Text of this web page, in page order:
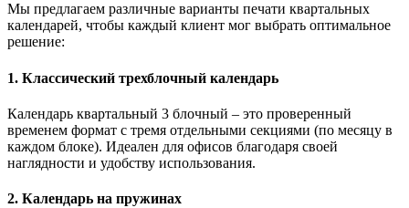
Мы предлагаем различные варианты печати квартальных
календарей, чтобы каждый клиент мог выбрать оптимальное
решение:
1. Классический трехблочный календарь
Календарь квартальный 3 блочный – это проверенный
временем формат с тремя отдельными секциями (по месяцу в
каждом блоке). Идеален для офисов благодаря своей
наглядности и удобству использования.
2. Календарь на пружинах